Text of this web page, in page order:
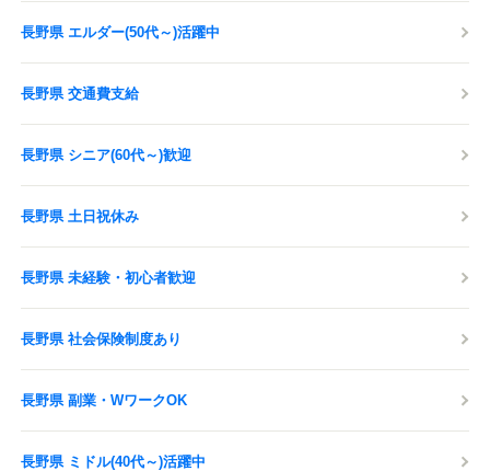
長野県 エルダー(50代～)活躍中
長野県 交通費支給
長野県 シニア(60代～)歓迎
長野県 土日祝休み
長野県 未経験・初心者歓迎
長野県 社会保険制度あり
長野県 副業・WワークOK
長野県 ミドル(40代～)活躍中